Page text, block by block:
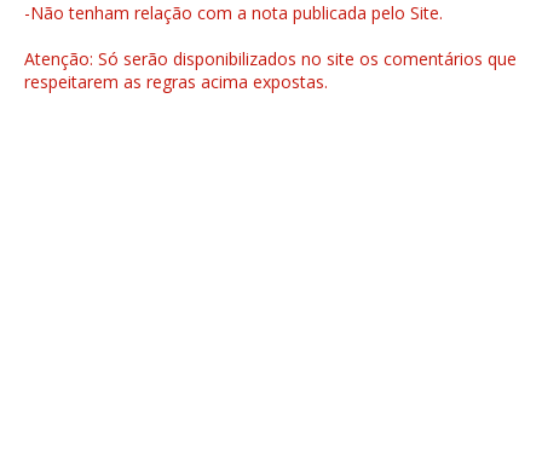
-Não tenham relação com a nota publicada pelo Site.
Atenção: Só serão disponibilizados no site os comentários que
respeitarem as regras acima expostas.